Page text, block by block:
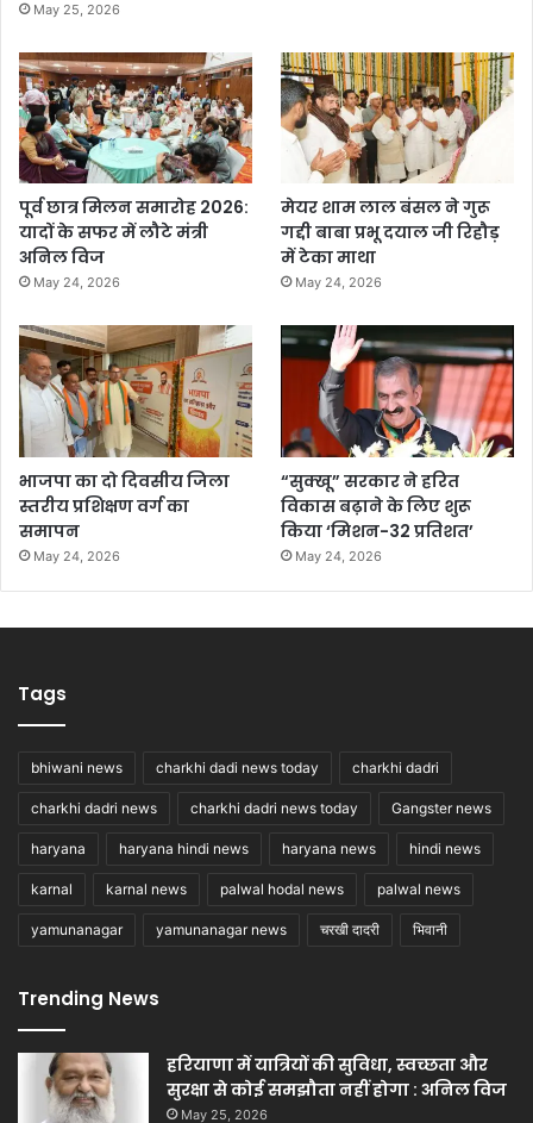
May 25, 2026
पूर्व छात्र मिलन समारोह 2026:
यादों के सफर में लौटे मंत्री
अनिल विज
May 24, 2026
मेयर शाम लाल बंसल ने गुरू
गद्दी बाबा प्रभू दयाल जी रिहौड़
में टेका माथा
May 24, 2026
भाजपा का दो दिवसीय जिला
स्तरीय प्रशिक्षण वर्ग का
समापन
May 24, 2026
“सुक्खू” सरकार ने हरित
विकास बढ़ाने के लिए शुरू
किया ‘मिशन-32 प्रतिशत’
May 24, 2026
Tags
bhiwani news charkhi dadi news today charkhi dadri
charkhi dadri news charkhi dadri news today Gangster news
haryana haryana hindi news haryana news hindi news
karnal karnal news palwal hodal news palwal news
yamunanagar yamunanagar news चरखी दादरी भिवानी
Trending News
हरियाणा में यात्रियों की सुविधा, स्वच्छता और
सुरक्षा से कोई समझौता नहीं होगा : अनिल विज
May 25, 2026